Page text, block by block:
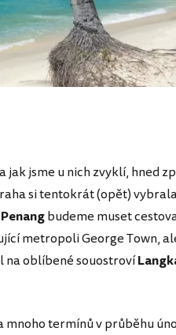
jsme u nich zvyklí, hned
si tentokrát (opět)
budeme muset
metropoli George Town,
na oblíbené souostroví
termínů v průběhu